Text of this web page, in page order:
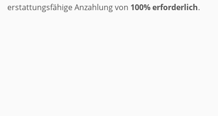
erstattungsfähige Anzahlung von 100% erforderlich.